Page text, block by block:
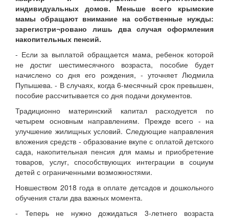
индивидуальных домов. Меньше всего крымские
мамы обращают внимание на собственные нужды:
зарегистри¬ровано лишь два случая оформления
накопительных пенсий.
- Если за выплатой обращается мама, ребенок которой
не достиг шестимесячного возраста, пособие будет
начислено со дня его рождения, - уточняет Людмила
Пупышева. - В случаях, когда 6-месячный срок превышен,
пособие рассчитывается со дня подачи документов.
Традиционно материнский капитал расходуется по
четырем основным направлениям. Прежде всего - на
улучшение жилищных условий. Следующие направления
вложения средств - образование вкупе с оплатой детского
сада, накопительная пенсия для мамы и приобретение
товаров, услуг, способствующих интеграции в социум
детей с ограниченными возможностями.
Новшеством 2018 года в оплате детсадов и дошкольного
обучения стали два важных момента.
- Теперь не нужно дожидаться 3-летнего возраста